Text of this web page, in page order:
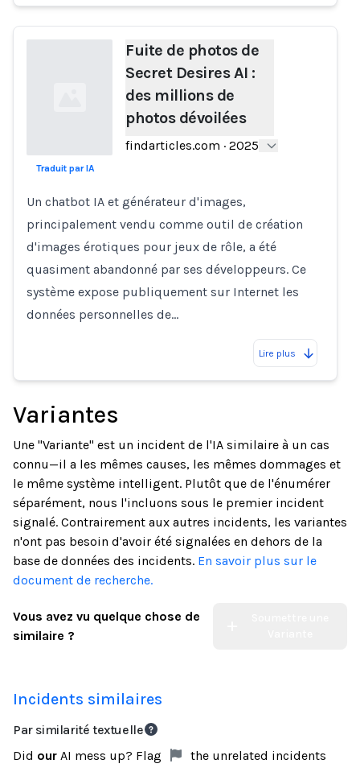
Fuite de photos de
Secret Desires AI :
des millions de
photos dévoilées
findarticles.com · 2025
Traduit par IA
Un chatbot IA et générateur d'images,
principalement vendu comme outil de création
d'images érotiques pour jeux de rôle, a été
quasiment abandonné par ses développeurs. Ce
système expose publiquement sur Internet les
données personnelles de…
Lire plus
Variantes
Une "Variante" est un incident de l'IA similaire à un cas
connu—il a les mêmes causes, les mêmes dommages et
le même système intelligent. Plutôt que de l'énumérer
séparément, nous l'incluons sous le premier incident
signalé. Contrairement aux autres incidents, les variantes
n'ont pas besoin d'avoir été signalées en dehors de la
base de données des incidents. En savoir plus sur le
document de recherche.
Vous avez vu quelque chose de
similaire ?
Incidents similaires
Par similarité textuelle
Did our AI mess up? Flag the unrelated incidents